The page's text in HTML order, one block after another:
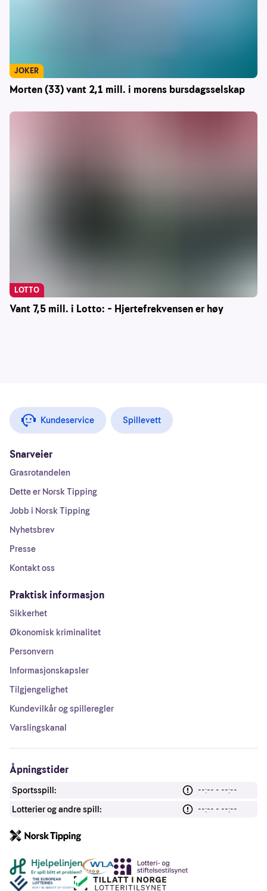
Morten (33) vant 2,1 mill. i morens bursdagsselskap
JOKER
Vant 7,5 mill. i Lotto: – Hjertefrekvensen er høy
LOTTO
Kundeservice Spillevett
Snarveier
Grasrotandelen
Dette er Norsk Tipping
Jobb i Norsk Tipping
Nyhetsbrev
Presse
Kontakt oss
Praktisk informasjon
Sikkerhet
Økonomisk kriminalitet
Personvern
Informasjonskapsler
Tilgjengelighet
Kundevilkår og spilleregler
Varslingskanal
Åpningstider
Sportsspill:
--:-- - --:--
Lotterier og andre spill:
--:-- - --:--
Andre lenker